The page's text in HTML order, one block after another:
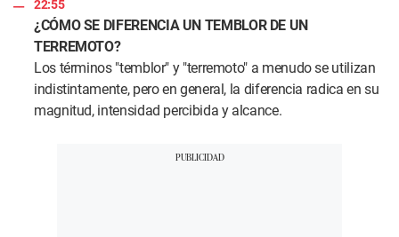
22:55
¿CÓMO SE DIFERENCIA UN TEMBLOR DE UN
TERREMOTO?
Los términos "temblor" y "terremoto" a menudo se utilizan
indistintamente, pero en general, la diferencia radica en su
magnitud, intensidad percibida y alcance.